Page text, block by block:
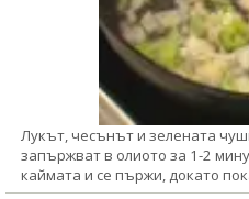
Лукът, чесънът и зелената
запържват в олиото за 1-2
каймата и се пържи, докато